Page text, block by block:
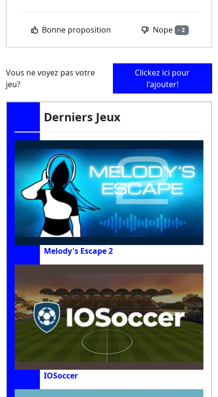
Bonne proposition Nope - 2
Vous ne voyez pas votre
jeu?
Clickez ici pour
l'ajouter!
Derniers Jeux
Melody's Escape 2
IOSoccer